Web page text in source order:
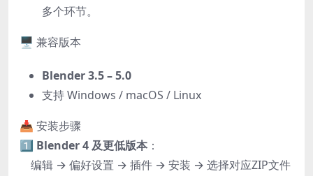
多个环节。
🖥️ 兼容版本
Blender 3.5 – 5.0
支持 Windows / macOS / Linux
📥 安装步骤
1️⃣ Blender 4 及更低版本：
编辑 → 偏好设置 → 插件 → 安装 → 选择对应ZIP文件